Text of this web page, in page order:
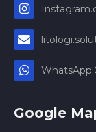
Google